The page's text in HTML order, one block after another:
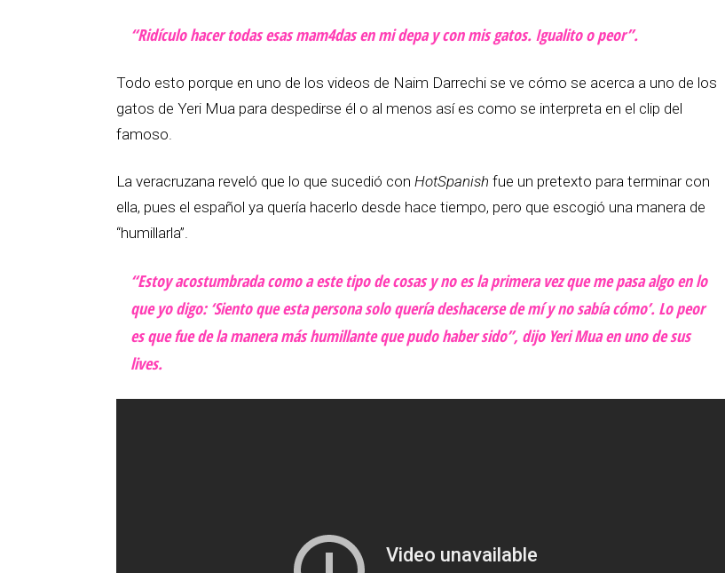
“Ridículo hacer todas esas mam4das en mi depa y con mis gatos. Igualito o peor”.
Todo esto porque en uno de los videos de Naim Darrechi se ve cómo se acerca a uno de los
gatos de Yeri Mua para despedirse él o al menos así es como se interpreta en el clip del
famoso.
La veracruzana reveló que lo que sucedió con HotSpanish fue un pretexto para terminar con
ella, pues el español ya quería hacerlo desde hace tiempo, pero que escogió una manera de
“humillarla”.
“Estoy acostumbrada como a este tipo de cosas y no es la primera vez que me pasa algo en lo
que yo digo: ‘Siento que esta persona solo quería deshacerse de mí y no sabía cómo’. Lo peor
es que fue de la manera más humillante que pudo haber sido”, dijo Yeri Mua en uno de sus
lives.